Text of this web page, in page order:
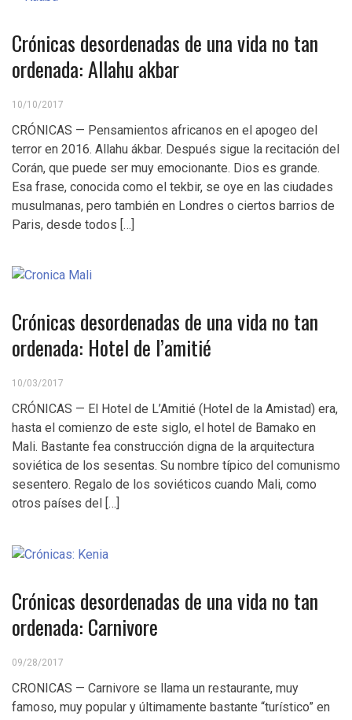
Crónicas desordenadas de una vida no tan
ordenada: Allahu akbar
10/10/2017
CRÓNICAS — Pensamientos africanos en el apogeo del
terror en 2016. Allahu ákbar. Después sigue la recitación del
Corán, que puede ser muy emocionante. Dios es grande.
Esa frase, conocida como el tekbir, se oye en las ciudades
musulmanas, pero también en Londres o ciertos barrios de
Paris, desde todos […]
Crónicas desordenadas de una vida no tan
ordenada: Hotel de l’amitié
10/03/2017
CRÓNICAS — El Hotel de L’Amitié (Hotel de la Amistad) era,
hasta el comienzo de este siglo, el hotel de Bamako en
Mali. Bastante fea construcción digna de la arquitectura
soviética de los sesentas. Su nombre típico del comunismo
sesentero. Regalo de los soviéticos cuando Mali, como
otros países del […]
Crónicas desordenadas de una vida no tan
ordenada: Carnivore
09/28/2017
CRONICAS — Carnivore se llama un restaurante, muy
famoso, muy popular y últimamente bastante “turístico” en